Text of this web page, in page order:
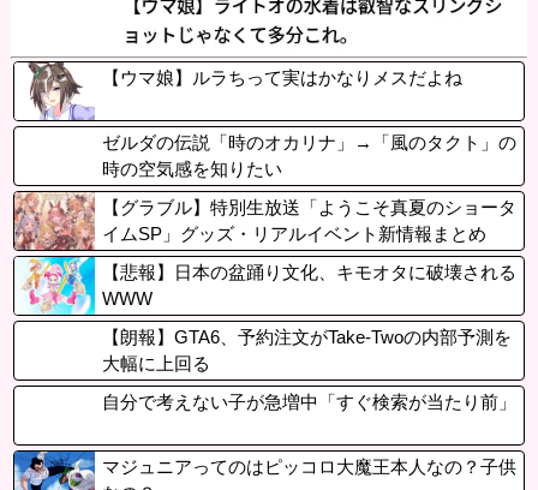
【ウマ娘】ルラちって実はかなりメスだよね
ゼルダの伝説「時のオカリナ」→「風のタクト」の
時の空気感を知りたい
【グラブル】特別生放送「ようこそ真夏のショータ
イムSP」グッズ・リアルイベント新情報まとめ
【悲報】日本の盆踊り文化、キモオタに破壊される
WWW
【朗報】GTA6、予約注文がTake-Twoの内部予測を
大幅に上回る
自分で考えない子が急増中「すぐ検索が当たり前」
マジュニアってのはピッコロ大魔王本人なの？子供